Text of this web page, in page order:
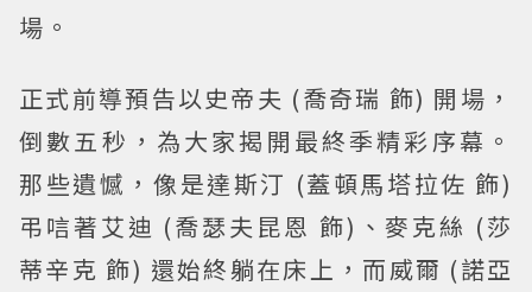
場。
正式前導預告以史帝夫 (喬奇瑞 飾) 開場，
倒數五秒，為大家揭開最終季精彩序幕。
那些遺憾，像是達斯汀 (蓋頓馬塔拉佐 飾)
弔唁著艾迪 (喬瑟夫昆恩 飾)、麥克絲 (莎
蒂辛克 飾) 還始終躺在床上，而威爾 (諾亞